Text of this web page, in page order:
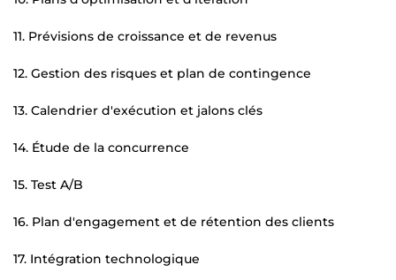
11. Prévisions de croissance et de revenus
12. Gestion des risques et plan de contingence
13. Calendrier d'exécution et jalons clés
14. Étude de la concurrence
15. Test A/B
16. Plan d'engagement et de rétention des clients
17. Intégration technologique